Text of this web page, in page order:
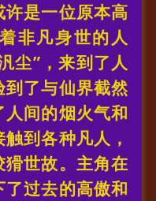
是一位原本高
非凡身世的人
尘”，来到了人
了与仙界截然
间的烟火气和
到各种凡人，
世故。主角在
过去的高傲和